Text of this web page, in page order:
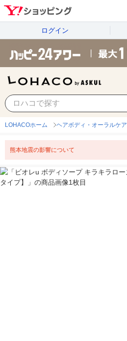
ログイン
LOHACOホーム ヘアボディ・オーラルケア
熊本地震の影響について